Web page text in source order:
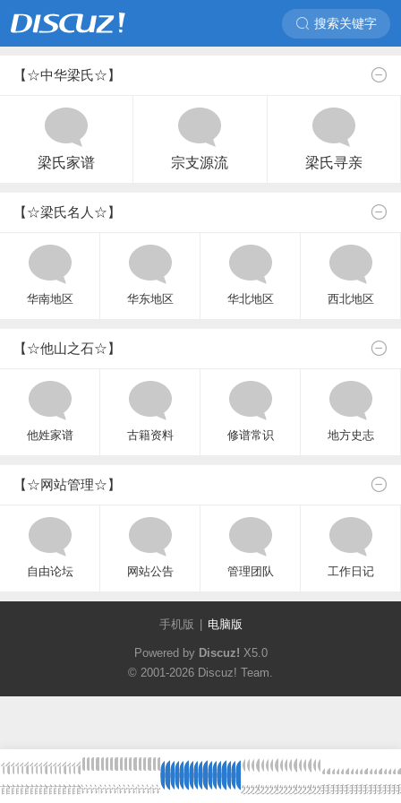
搜索关键字
【☆中华梁氏☆】
梁氏家谱 宗支源流 梁氏寻亲
【☆梁氏名人☆】
华南地区 华东地区 华北地区 西北地区
【☆他山之石☆】
他姓家谱 古籍资料 修谱常识 地方史志
【☆网站管理☆】
自由论坛 网站公告 管理团队 工作日记
手机版 电脑版
Powered by Discuz! X5.0
© 2001-2026 Discuz! Team.
首首首首首首首首首首首首首首首首首论论论论论论论论论论论论论论论论论 发发发发发发发发发发发发发发发发发我我我我我我我我我我我我我我我